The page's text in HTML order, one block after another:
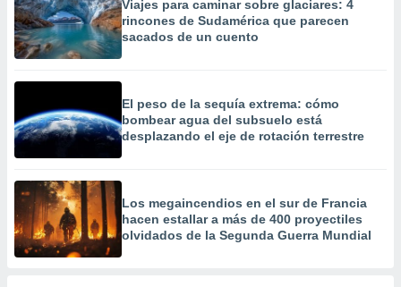
Viajes para caminar sobre glaciares: 4
rincones de Sudamérica que parecen
sacados de un cuento
El peso de la sequía extrema: cómo
bombear agua del subsuelo está
desplazando el eje de rotación terrestre
Los megaincendios en el sur de Francia
hacen estallar a más de 400 proyectiles
olvidados de la Segunda Guerra Mundial